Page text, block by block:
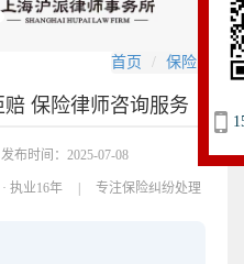
首页 保险官司
保险律师咨询服务
发布时间：2025-07-08
执业16年 | 专注保险纠纷处理